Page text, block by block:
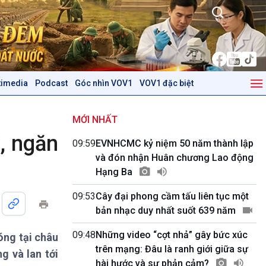
Podcast Góc nhìn VOV1 VOV1 đặc biệt
Trước giờ mở cửa
Dòng chảy Kinh tế
Tuyên chiến với gian lận
thương mại
Mùa vàng
Biển đảo Việt Nam
Tâm tình biên giới và hải
Tìm hiểu biển, đảo Việt
Nam
Podcast
Góc nhìn VOV1
Bình luận
ngăn
tại châu
và lan tới
MỚI NHẤT
09:59EVNHCMC kỷ niệm 50 năm thành lập
và đón nhận Huân chương Lao động
Hạng Ba
09:53Cây đại phong cầm tấu liên tục một
bản nhạc duy nhất suốt 639 năm
09:48Những video “cợt nhả” gây bức xúc
trên mạng: Đâu là ranh giới giữa sự
hài hước và sự phản cảm?